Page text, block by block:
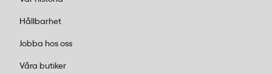
specifikt anpassad för plana ytor och fungerar inte
optimalt på grillgaller. Spatlarna och äggformarna
Hållbarhet
Jobba hos oss
Våra butiker